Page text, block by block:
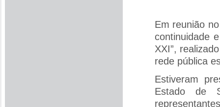
Em reunião
continuidade
XXI”,
rede pública
Estiveram
Estado de